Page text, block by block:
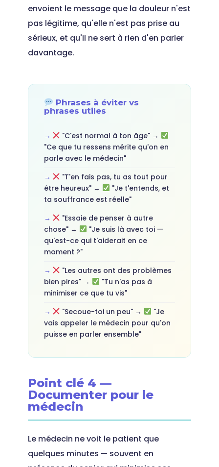
envoient le message que la douleur n'est
pas légitime, qu'elle n'est pas prise au
sérieux, et qu'il ne sert à rien d'en parler
davantage.
Phrases à éviter vs
phrases utiles
"C'est normal à ton âge" →
"Ce que tu ressens mérite qu'on en
parle avec le médecin"
"T'en fais pas, tu as tout pour
être heureux" →
"Je t'entends, et
ta souffrance est réelle"
"Essaie de penser à autre
chose" →
"Je suis là avec toi —
qu'est-ce qui t'aiderait en ce
moment ?"
"Les autres ont des problèmes
bien pires" →
"Tu n'as pas à
minimiser ce que tu vis"
"Secoue-toi un peu" →
"Je
vais appeler le médecin pour qu'on
puisse en parler ensemble"
Point clé 4 —
Documenter pour le
médecin
Le médecin ne voit le patient que
quelques minutes — souvent en